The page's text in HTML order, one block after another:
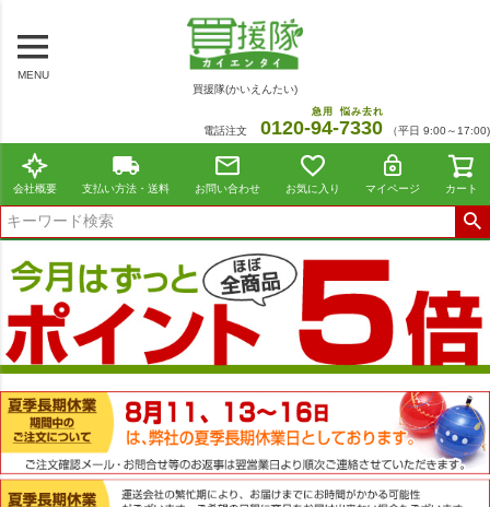
MENU
買援隊(かいえんたい)
電話注文 0120-94
急用
-7330
悩み去れ
（平日 9:00～17:00)
会社概要 支払い方法・送料 お問い合わせ お気に入り マイページ カート